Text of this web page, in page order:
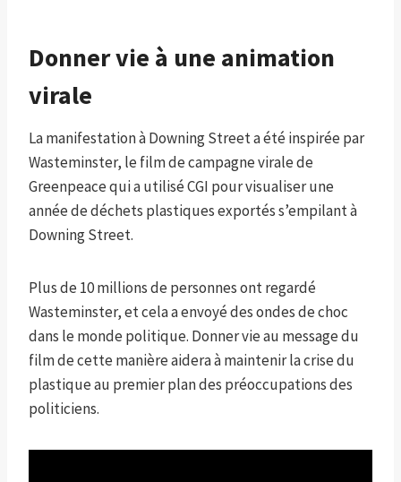
Donner vie à une animation
virale
La manifestation à Downing Street a été inspirée par
Wasteminster, le film de campagne virale de
Greenpeace qui a utilisé CGI pour visualiser une
année de déchets plastiques exportés s’empilant à
Downing Street.
Plus de 10 millions de personnes ont regardé
Wasteminster, et cela a envoyé des ondes de choc
dans le monde politique. Donner vie au message du
film de cette manière aidera à maintenir la crise du
plastique au premier plan des préoccupations des
politiciens.